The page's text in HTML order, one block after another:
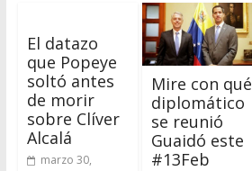
El datazo
que Popeye
soltó antes
de morir
sobre Clíver
Alcalá
marzo 30,
Mire con qué
diplomático
se reunió
Guaidó este
#13Feb